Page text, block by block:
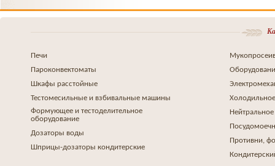
Печи
Пароконвектоматы
Шкафы расстойные
Тестомесильные и взбивальные машины
Формующее и тестоделительное
оборудование
Дозаторы воды
Шприцы-дозаторы кондитерские
Противни,